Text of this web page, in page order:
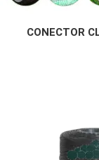
CONECTOR